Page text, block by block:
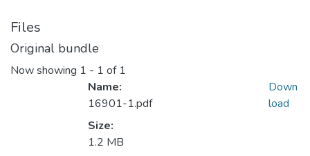
Files
Original bundle
Now showing 1 - 1 of 1
Name:
16901-1.pdf
Size:
1.2 MB
Down
load